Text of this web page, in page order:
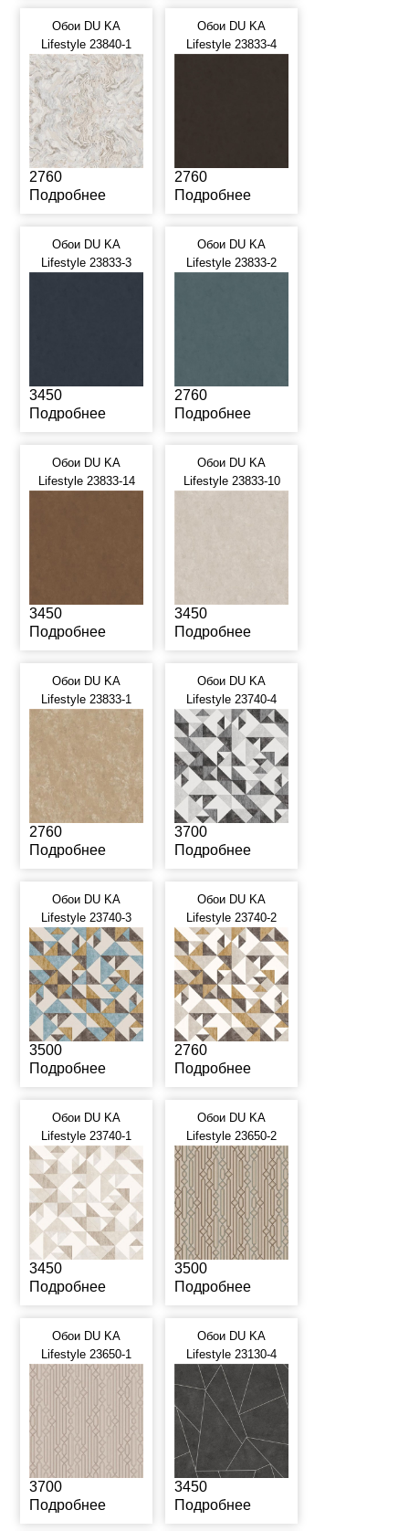
Обои DU KA
Lifestyle 23840-1
2760
Подробнее
Обои DU KA
Lifestyle 23833-4
2760
Подробнее
Обои DU KA
Lifestyle 23833-3
3450
Подробнее
Обои DU KA
Lifestyle 23833-2
2760
Подробнее
Обои DU KA
Lifestyle 23833-14
3450
Подробнее
Обои DU KA
Lifestyle 23833-10
3450
Подробнее
Обои DU KA
Lifestyle 23833-1
2760
Подробнее
Обои DU KA
Lifestyle 23740-4
3700
Подробнее
Обои DU KA
Lifestyle 23740-3
3500
Подробнее
Обои DU KA
Lifestyle 23740-2
2760
Подробнее
Обои DU KA
Lifestyle 23740-1
3450
Подробнее
Обои DU KA
Lifestyle 23650-2
3500
Подробнее
Обои DU KA
Lifestyle 23650-1
3700
Подробнее
Обои DU KA
Lifestyle 23130-4
3450
Подробнее